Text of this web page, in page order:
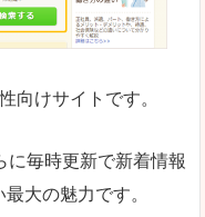
ードで英語や中国語など
使っている方が多く、女
実しており、条件面やこ
向けサイトです。
に毎時更新で新着情報
大の魅力です。